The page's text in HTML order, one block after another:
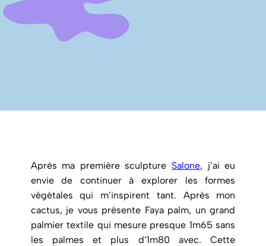
Après ma première sculpture Salone, j’ai eu
envie de continuer à explorer les formes
végétales qui m’inspirent tant. Après mon
cactus, je vous présente Faya palm, un grand
palmier textile qui mesure presque 1m65 sans
les palmes et plus d’1m80 avec. Cette